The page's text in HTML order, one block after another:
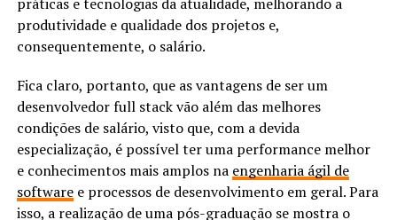
produtividade e qualidade dos projetos e,
consequentemente, o salário.
Fica claro, portanto, que as vantagens de ser um
desenvolvedor full stack vão além das melhores
condições de salário, visto que, com a devida
especialização, é possível ter uma performance melhor
e conhecimentos mais amplos na engenharia ágil de
softwaree processos de desenvolvimento em geral. Para
isso, a realização de uma pós-graduação se mostra o